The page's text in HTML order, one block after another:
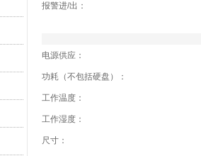
报警进/出：
电源供应：
功耗（不包括硬盘）：
工作温度：
工作湿度：
尺寸：